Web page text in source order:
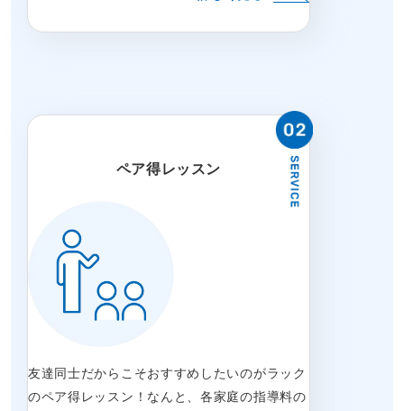
ペア得レッスン
友達同士だからこそおすすめしたいのがラック
のペア得レッスン！なんと、各家庭の指導料の